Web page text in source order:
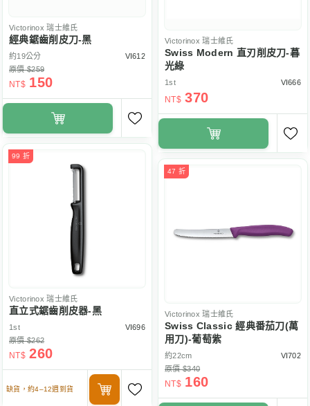
Victorinox 瑞士維氏
經典鋸齒削皮刀-黑
約19公分
VI612
原價 $259
NT$ 150
Victorinox 瑞士維氏
Swiss Modern 直刃削皮刀-暮
光綠
1st VI666
NT$ 370
99 折
Victorinox 瑞士維氏
直立式鋸齒削皮器-黑
1st
VI696
原價 $262
NT$ 260
缺貨，約4–12週到貨
47 折
Victorinox 瑞士維氏
Swiss Classic 經典番茄刀(萬
用刀)-葡萄紫
約22cm
VI702
原價 $340
NT$ 160